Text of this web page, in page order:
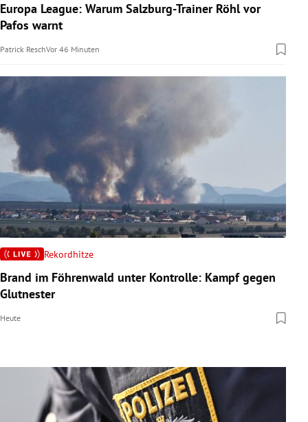
Untermenü
Untermenü
Untermenü
Untermenü
Untermenü
Untermenü
Untermenü
Untermenü
Europa League: Warum Salzburg-Trainer Röhl vor
Pafos warnt
Patrick ReschVor 46 Minuten
Rekordhitze
Brand im Föhrenwald unter Kontrolle: Kampf gegen
Glutnester
Heute